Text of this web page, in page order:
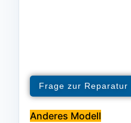
Frage zur Reparatur
Anderes Modell